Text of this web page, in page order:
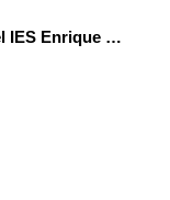
El Gabinete de Física del IES Enrique Tierno Galván de Parla (Curso 25-26)